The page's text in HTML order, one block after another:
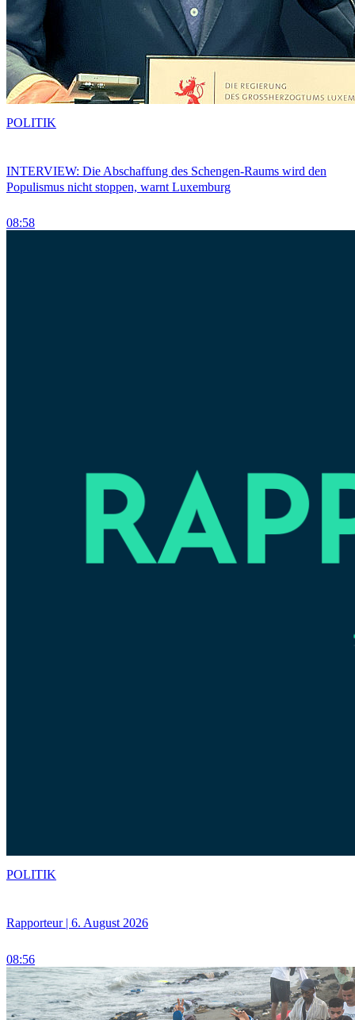
INTERVIEW: Die Abschaffung des Schengen-Raums wird den
Populismus nicht stoppen, warnt Luxemburg
08:58
POLITIK
Rapporteur | 6. August 2026
08:56
POLITIK